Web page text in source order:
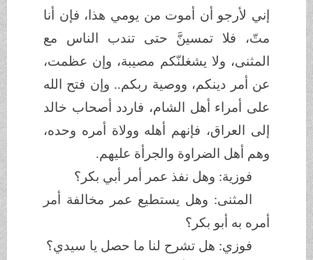
إني لأرجو أن أموت من يومي هذا، فإن أنا
متّ، فلا تمسينَّ حتى تندب الناس مع
المثنى، ولا يشغلنّكم مصيبة، وإن عظمت،
عن أمر دينكم، ووصية ربكم.. وإن فتح الله
على أمراء أهل الشام، فاردد أصحاب خالد
إلى العراق، فإنهم أهله وولاة أمره وحده،
وهم أهل الضراوة والجرأة عليهم.
فوزية: وهل نفذ عمر أمر أبي بكر؟
المثنى: وهل يستطيع عمر مخالفة أمر
أمره به أبو بكر؟
فوزي: هل تشرح لنا ما حصل يا سيدي؟